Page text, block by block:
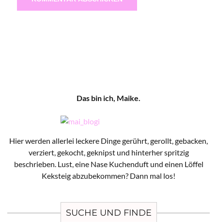
Das bin ich, Maike.
Hier werden allerlei leckere Dinge gerührt, gerollt, gebacken,
verziert, gekocht, geknipst und hinterher spritzig
beschrieben. Lust, eine Nase Kuchenduft und einen Löffel
Keksteig abzubekommen? Dann mal los!
SUCHE UND FINDE